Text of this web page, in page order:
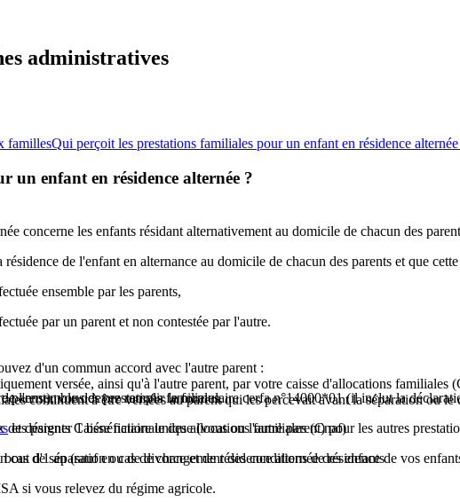
administratives
famillesQui perçoit les prestations familiales pour un enfant en résidence
un enfant en résidence alternée ?
concerne les enfants résidant alternativement au domicile de chacun des
de l'enfant en alternance au domicile de chacun des parents et que
ensemble par les parents,
par un parent et non contestée par l'autre.
d'un commun accord avec l'autre parent :
l'ensemble des prestations familiales,
et désigner 1 bénéficiaire unique (vous ou l'autre parent) pour les autres
d'1 an (sauf en cas de changement des conditions de résidence de vos
versée, ainsi qu'à l'autre parent, par votre caisse d'allocations
continuent à être versées au parent qui les percevait avant la séparation ou le
parent), vous devez remplir le formulaire cerfa n°14000*01 (il inclut la
parents Caisse nationale des allocations familiales (Cnaf)
de séparation ou de divorce et de résidence alternée des enfants
si vous relevez du régime agricole.